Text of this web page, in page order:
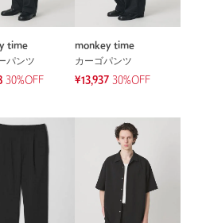
想・体感によるもので、商品の効果や性
time
パンツ
30%OFF
monkey time
カーゴパンツ
¥13,937 30%OFF